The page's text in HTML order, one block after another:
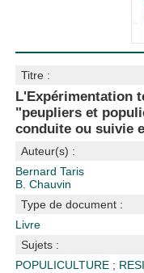
Titre :
L'Expérimentation
"peupliers et
conduite ou suivie
Auteur(s) :
Bernard Taris
B. Chauvin
Type de document :
Livre
Sujets :
POPULICULTURE ;